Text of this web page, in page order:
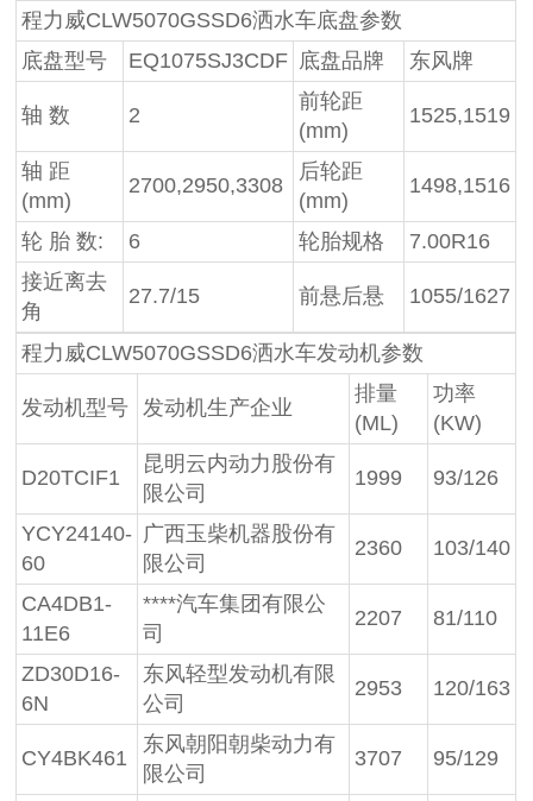
程力威CLW5070GSSD6洒水车底盘参数
底盘型号
EQ1075SJ3CDF 底盘品牌 东风牌
轴 数 2
前轮距
(mm)
1525,1519
轴 距
(mm)
2700,2950,3308
后轮距
(mm)
1498,1516
轮 胎 数: 6 轮胎规格
7.00R16
接近离去
角
27.7/15 前悬后悬 1055/1627
程力威CLW5070GSSD6洒水车发动机参数
发动机型号 发动机生产企业
排量
(ML)
功率
(KW)
D20TCIF1
昆明云内动力股份有
限公司
1999 93/126
YCY24140-
60
广西玉柴机器股份有
限公司
2360 103/140
CA4DB1-
11E6
****汽车集团有限公
司
2207 81/110
ZD30D16-
6N
东风轻型发动机有限
公司
2953 120/163
CY4BK461
东风朝阳朝柴动力有
限公司
3707 95/129